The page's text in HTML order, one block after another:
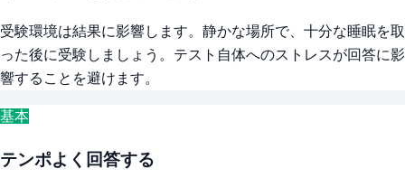
受験環境は結果に影響します。静かな場所で、十分な睡眠を取
った後に受験しましょう。テスト自体へのストレスが回答に影
響することを避けます。
基本
テンポよく回答する